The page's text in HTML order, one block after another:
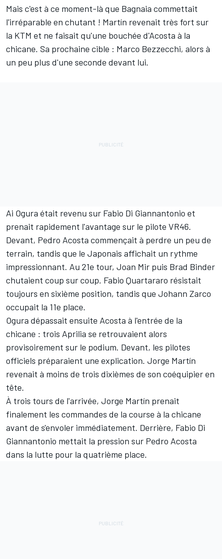
Mais c'est à ce moment-là que Bagnaia commettait
l'irréparable en chutant ! Martín revenait très fort sur
la KTM et ne faisait qu'une bouchée d'Acosta à la
chicane. Sa prochaine cible : Marco Bezzecchi, alors à
un peu plus d'une seconde devant lui.
Ai Ogura était revenu sur Fabio Di Giannantonio et
prenait rapidement l'avantage sur le pilote VR46.
Devant, Pedro Acosta commençait à perdre un peu de
terrain, tandis que le Japonais affichait un rythme
impressionnant. Au 21e tour, Joan Mir puis Brad Binder
chutaient coup sur coup. Fabio Quartararo résistait
toujours en sixième position, tandis que Johann Zarco
occupait la 11e place.
Ogura dépassait ensuite Acosta à l'entrée de la
chicane : trois Aprilia se retrouvaient alors
provisoirement sur le podium. Devant, les pilotes
officiels préparaient une explication. Jorge Martín
revenait à moins de trois dixièmes de son coéquipier en
tête.
À trois tours de l'arrivée, Jorge Martín prenait
finalement les commandes de la course à la chicane
avant de s'envoler immédiatement. Derrière, Fabio Di
Giannantonio mettait la pression sur Pedro Acosta
dans la lutte pour la quatrième place.